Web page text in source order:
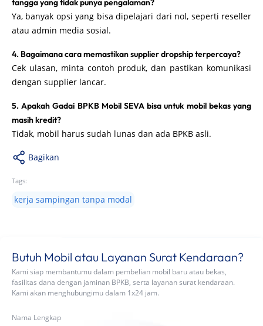
tangga yang tidak punya pengalaman?
Ya, banyak opsi yang bisa dipelajari dari nol, seperti reseller
atau admin media sosial.
4. Bagaimana cara memastikan supplier dropship terpercaya?
Cek ulasan, minta contoh produk, dan pastikan komunikasi
dengan supplier lancar.
5. Apakah Gadai BPKB Mobil SEVA bisa untuk mobil bekas yang
masih kredit?
Tidak, mobil harus sudah lunas dan ada BPKB asli.
Bagikan
Tags:
kerja sampingan tanpa modal
Butuh Mobil atau Layanan Surat Kendaraan?
Kami siap membantumu dalam pembelian mobil baru atau bekas,
fasilitas dana dengan jaminan BPKB, serta layanan surat kendaraan.
Kami akan menghubungimu dalam 1x24 jam.
Nama Lengkap